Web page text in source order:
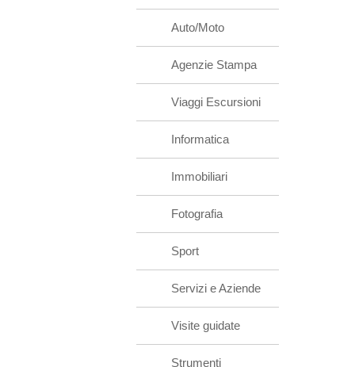
Auto/Moto
Agenzie Stampa
Viaggi Escursioni
Informatica
Immobiliari
Fotografia
Sport
Servizi e Aziende
Visite guidate
Strumenti